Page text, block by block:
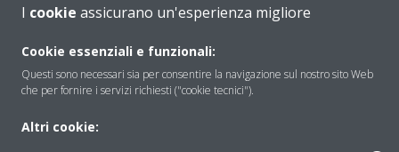
Soluzioni
Contattaci
Periodo di supporto definito
I cookie assicurano un'esperienza migliore
Cookie essenziali e funzionali:
Questi sono necessari sia per consentire la navigazione sul nostro sito Web
che per fornire i servizi richiesti ("cookie tecnici").
Altri cookie: